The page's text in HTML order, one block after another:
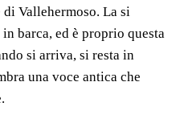
Vallehermoso. La si
barca, ed è proprio questa
si arriva, si resta in
una voce antica che